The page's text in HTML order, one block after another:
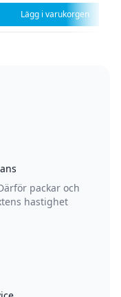
(A2338 / A2289) - Byte av
Lägg i varukorgen
, Apple
packar och
hastighet